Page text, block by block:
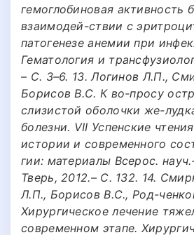
гемоглобиновая активность
взаимодей-ствии с
патогенезе анемии при
Гематология и
– С. 3–6. 13. Логинов Л.П.,
Борисов В.С. К во-просу
слизистой оболочки же-
болезни. VII Успенские
истории и современного
гии: материалы Всерос.
Тверь, 2012.– C. 132. 14.
Л.П., Борисов В.С., Род-
Хирургическое лечение
современном этапе.